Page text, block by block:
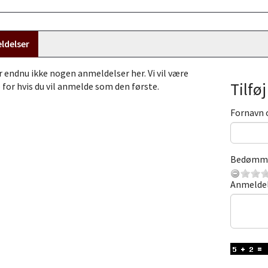
endnu ikke nogen anmeldelser her. Vi vil være
hvis du vil anmelde som den første.
Tilføj
Fornavn